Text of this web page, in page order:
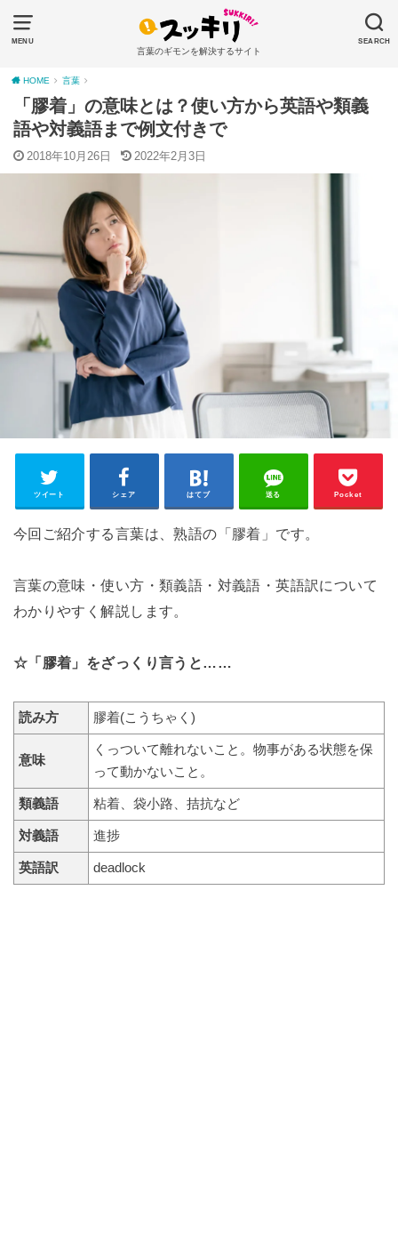
MENU SEARCH
言葉のギモンを解決するサイト
HOME 言葉
「膠着」の意味とは？使い方から英語や類義
語や対義語まで例文付きで
2018年10月26日 2022年2月3日
ツイート シェア はてブ 送る Pocket
今回ご紹介する言葉は、熟語の「膠着」です。
言葉の意味・使い方・類義語・対義語・英語訳について
わかりやすく解説します。
☆「膠着」をざっくり言うと……
読み方 膠着(こうちゃく)
意味
くっついて離れないこと。物事がある状態を保
って動かないこと。
類義語 粘着、袋小路、拮抗など
対義語 進捗
英語訳 deadlock